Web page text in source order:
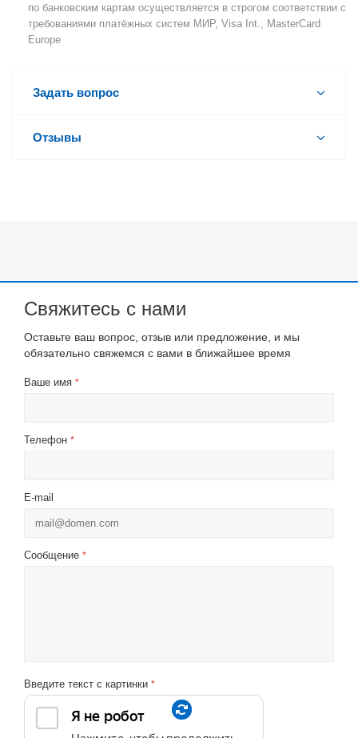
по банковским картам осуществляется в строгом соответствии с
требованиями платёжных систем МИР, Visa Int., MasterCard
Europe
Задать вопрос
Отзывы
Свяжитесь с нами
Оставьте ваш вопрос, отзыв или предложение, и мы
обязательно свяжемся с вами в ближайшее время
Ваше имя *
Телефон *
E-mail
Сообщение *
Введите текст с картинки *